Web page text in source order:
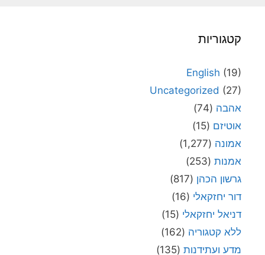
קטגוריות
English (19)
Uncategorized (27)
אהבה (74)
אוטיזם (15)
אמונה (1,277)
אמנות (253)
גרשון הכהן (817)
דור יחזקאלי (16)
דניאל יחזקאלי (15)
ללא קטגוריה (162)
מדע ועתידנות (135)